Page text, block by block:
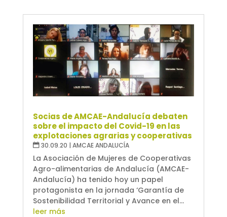
Socias de AMCAE-Andalucía debaten
sobre el impacto del Covid-19 en las
explotaciones agrarias y cooperativas
30.09.20 | AMCAE ANDALUCÍA
La Asociación de Mujeres de Cooperativas
Agro-alimentarias de Andalucía (AMCAE-
Andalucía) ha tenido hoy un papel
protagonista en la jornada ‘Garantía de
Sostenibilidad Territorial y Avance en el...
leer más